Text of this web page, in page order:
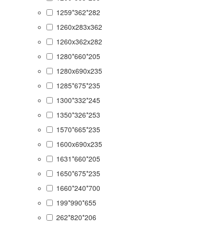
1259*362*282
1260x283x362
1260x362x282
1280*660*205
1280x690x235
1285*675*235
1300*332*245
1350*326*253
1570*665*235
1600x690x235
1631*660*205
1650*675*235
1660*240*700
199*990*655
262*820*206